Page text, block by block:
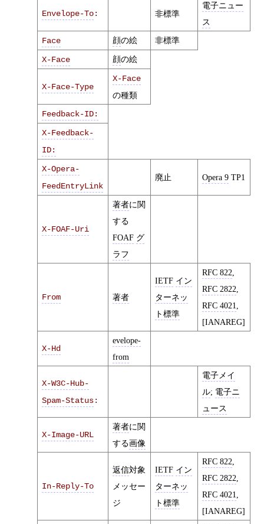
Envelope-To: 非標準
電子ニュー
ス
Face
顔の絵 非標準
X-Face 顔の絵
X-Face-Type
X-Face
の種類
Feedback-ID:
X-Feedback-
ID:
X-Opera-
FeedEntryLink
廃止 Opera 9 TP1
X-FOAF-Uri
著者に関
する
FOAF グ
ラフ
From 著者
IETF イン
ターネッ
ト標準
RFC 822,
RFC 2822,
RFC 4021,
[IANAREG]
X-Hd
evelope-
from
X-W3C-Hub-
Spam-Status:
電子メイ
ル; 電子ニ
ュース
X-Image-URL
著者に関
する画像
In-Reply-To
返信対象
メッセー
ジ
IETF イン
ターネッ
ト標準
RFC 822,
RFC 2822,
RFC 4021,
[IANAREG]